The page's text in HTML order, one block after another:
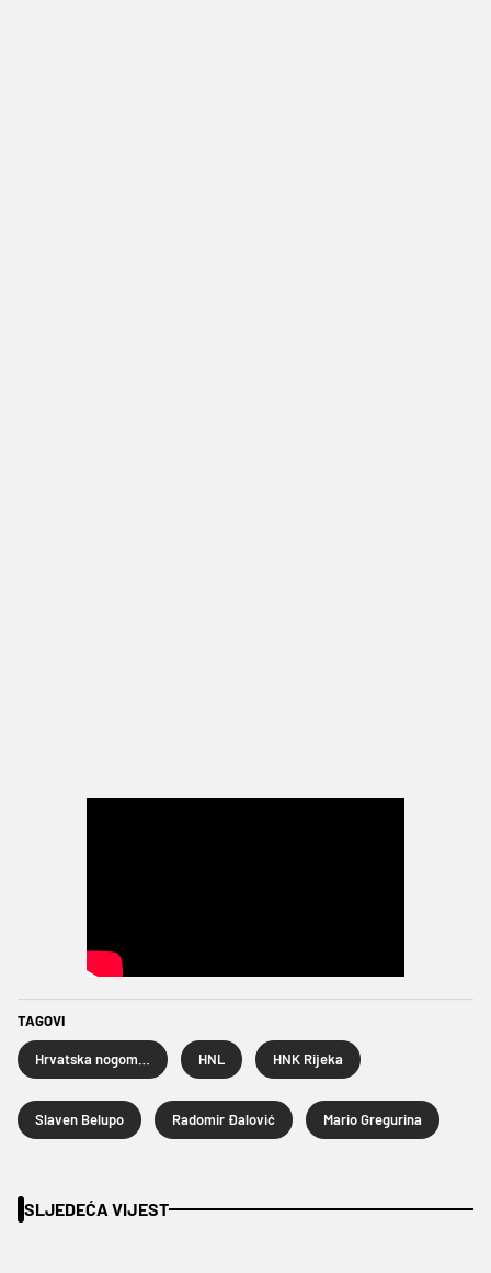
TAGOVI
HNL HNK Rijeka
Slaven Belupo Radomir Đalović Mario Gregurina
SLJEDEĆA VIJEST